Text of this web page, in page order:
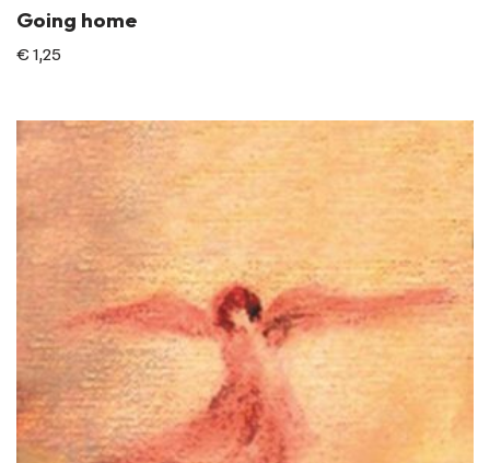
Going home
€ 1,25